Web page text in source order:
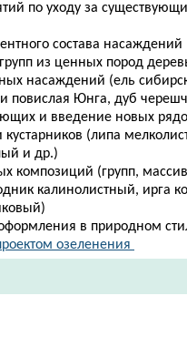
по уходу за
состава насаждений
из ценных пород
насаждений (ель
повислая Юнга, дуб
и введение новых
кустарников (липа
и др.)
композиций (групп,
калинолистный, ирга
в природном
озеленения